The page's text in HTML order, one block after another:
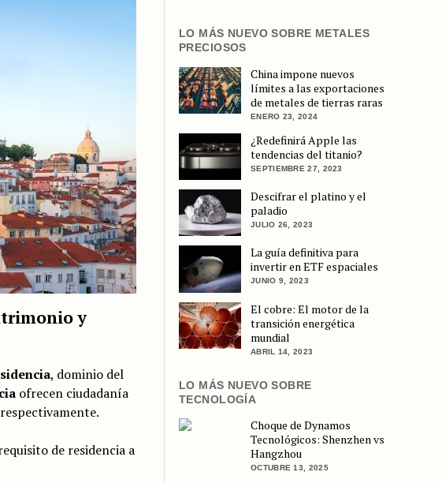
y
, dominio del
ofrecen ciudadanía
de residencia a
LO MÁS NUEVO SOBRE METALES
PRECIOSOS
China impone nuevos
límites a las exportaciones
de metales de tierras raras
ENERO 23, 2024
¿Redefinirá Apple las
tendencias del titanio?
SEPTIEMBRE 27, 2023
Descifrar el platino y el
paladio
JULIO 26, 2023
La guía definitiva para
invertir en ETF espaciales
JUNIO 9, 2023
El cobre: El motor de la
transición energética
mundial
ABRIL 14, 2023
LO MÁS NUEVO SOBRE
TECNOLOGÍA
Choque de Dynamos
Tecnológicos: Shenzhen vs
Hangzhou
OCTUBRE 13, 2025